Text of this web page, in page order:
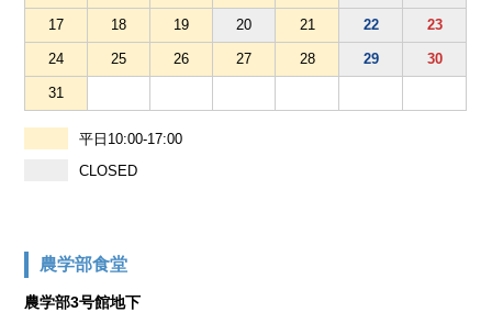
17 18 19 20 21 22 23
24 25 26 27 28 29 30
31
平日10:00-17:00
CLOSED
農学部食堂
農学部3号館地下